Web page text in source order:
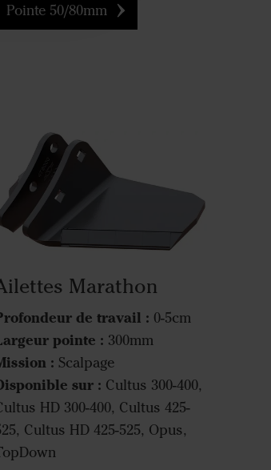
Pointe 50/80mm
Marathon
de travail : 0-5cm
pointe : 300mm
: Scalpage
sur : Cultus 300-400,
HD 300-400, Cultus 425-
Cultus HD 425-525, Opus,